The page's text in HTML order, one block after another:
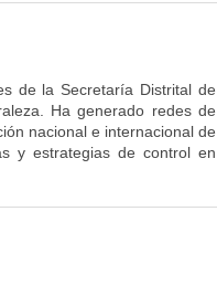
de la Secretaría Distrital de
Ha generado redes de
nacional e internacional de
y estrategias de control en